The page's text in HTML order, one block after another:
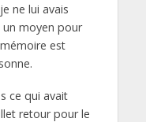
ne lui avais
un moyen pour
est
ce qui avait
retour pour le